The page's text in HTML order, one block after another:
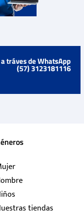
tráves de WhatsApp
(57) 3123181116
tiendas